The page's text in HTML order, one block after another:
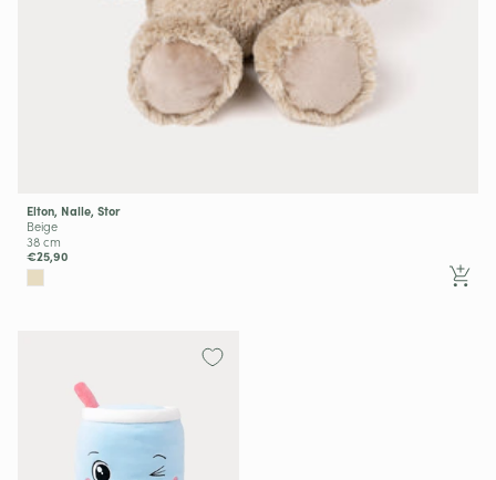
Elton, Nalle, Stor
Beige
38 cm
€25,90